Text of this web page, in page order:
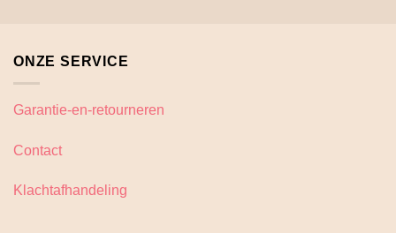
ONZE SERVICE
Garantie-en-retourneren
Contact
Klachtafhandeling